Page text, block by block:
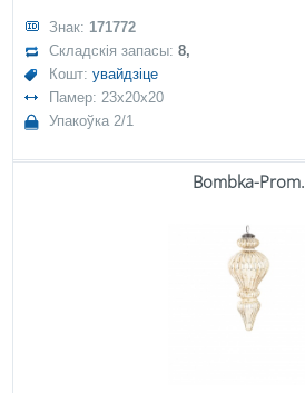
Знак: 171772
Складскія запасы:8,
Кошт:увайдзіце
Памер: 23x20x20
Упакоўка 2/1
Bombka-Prom.